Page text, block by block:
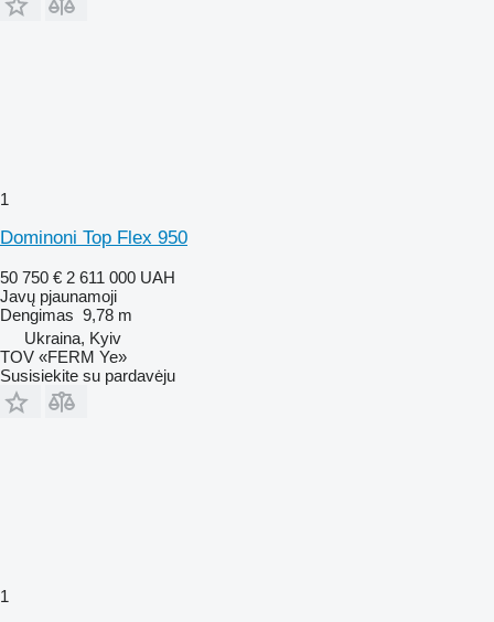
1
Dominoni Top Flex 950
50 750 € 2 611 000 UAH
Javų pjaunamoji
Dengimas 9,78 m
Ukraina, Kyiv
TOV «FERM Ye»
Susisiekite su pardavėju
1